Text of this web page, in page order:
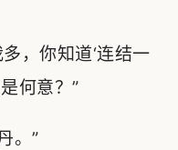
，你知道‘连结一
何意？”
。”